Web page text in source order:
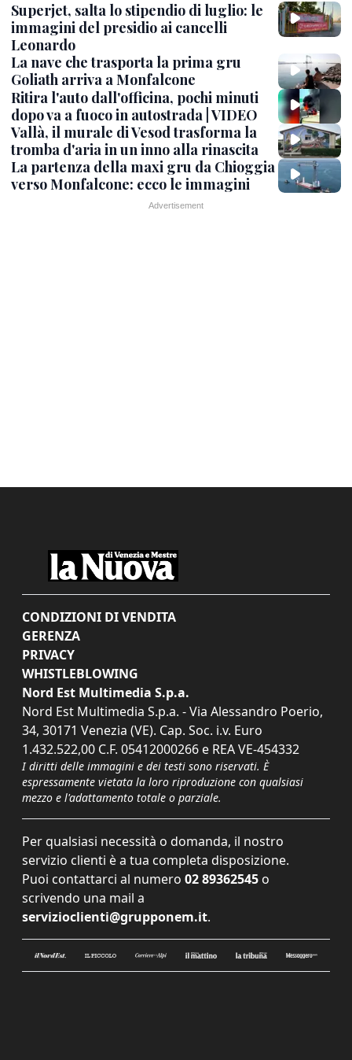
Superjet, salta lo stipendio di luglio: le
immagini del presidio ai cancelli
Leonardo
La nave che trasporta la prima gru
Goliath arriva a Monfalcone
Ritira l'auto dall'officina, pochi minuti
dopo va a fuoco in autostrada | VIDEO
Vallà, il murale di Vesod trasforma la
tromba d'aria in un inno alla rinascita
La partenza della maxi gru da Chioggia
verso Monfalcone: ecco le immagini
CONDIZIONI DI VENDITA
GERENZA
PRIVACY
WHISTLEBLOWING
Nord Est Multimedia S.p.a.
Nord Est Multimedia S.p.a. - Via Alessandro Poerio,
34, 30171 Venezia (VE). Cap. Soc. i.v. Euro
1.432.522,00 C.F. 05412000266 e REA VE-454332
I diritti delle immagini e dei testi sono riservati. È
espressamente vietata la loro riproduzione con qualsiasi
mezzo e l'adattamento totale o parziale.
Per qualsiasi necessità o domanda, il nostro
servizio clienti è a tua completa disposizione.
Puoi contattarci al numero 02 89362545 o
scrivendo una mail a
servizioclienti@grupponem.it.